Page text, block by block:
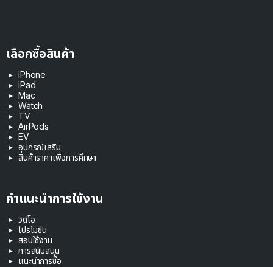
เลือกซื้อสินค้า
iPhone
iPad
Mac
Watch
TV
AirPods
EV
อุปกรณ์เสริม
สินค้าราคาเพื่อการศึกษา
คำแนะนำการใช้งาน
วิดีโอ
โปรโมชัน
สอนใช้งาน
การสนับสนุน
แนะนำการซื้อ